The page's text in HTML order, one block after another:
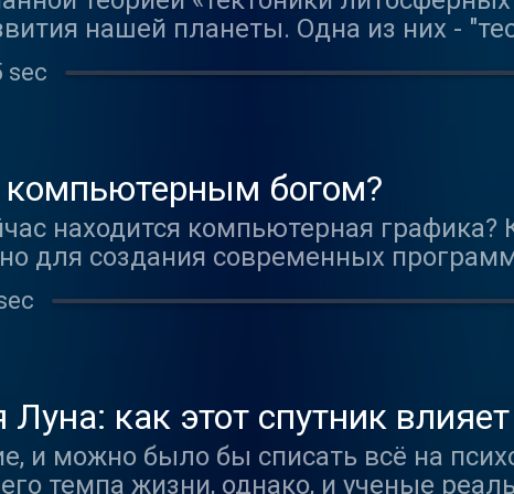
нашей планеты. Одна из них -
"Природа вещей" - геофизик,
методам исследования
sec
богом?
находится компьютерная
для создания современных
или текстурирование? Свет или
большие сложности? Как долго
Луна: как этот спутник
и можно было бы списать всё на
темпа жизни, однако, и ученые